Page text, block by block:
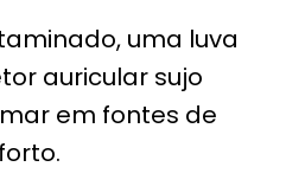
uma luva
auricular sujo
em fontes de